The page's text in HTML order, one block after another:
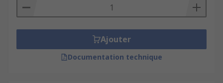
Ajouter
Documentation technique